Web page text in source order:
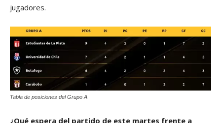
jugadores.
Tabla de posiciones del Grupo A
¿Qué espera del partido de este martes frente a